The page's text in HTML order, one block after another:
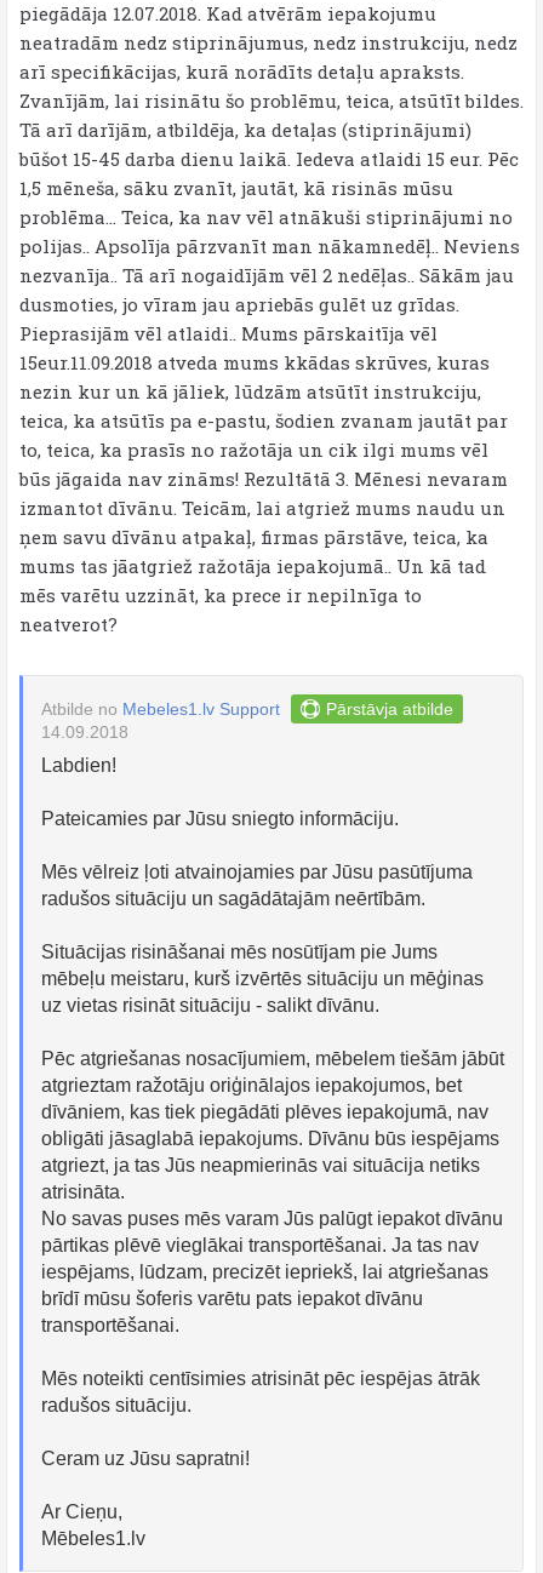
piegādāja 12.07.2018. Kad atvērām iepakojumu
neatradām nedz stiprinājumus, nedz instrukciju, nedz
arī specifikācijas, kurā norādīts detaļu apraksts.
Zvanījām, lai risinātu šo problēmu, teica, atsūtīt bildes.
Tā arī darījām, atbildēja, ka detaļas (stiprinājumi)
būšot 15-45 darba dienu laikā. Iedeva atlaidi 15 eur. Pēc
1,5 mēneša, sāku zvanīt, jautāt, kā risinās mūsu
problēma... Teica, ka nav vēl atnākuši stiprinājumi no
polijas.. Apsolīja pārzvanīt man nākamnedēļ.. Neviens
nezvanīja.. Tā arī nogaidījām vēl 2 nedēļas.. Sākām jau
dusmoties, jo vīram jau apriebās gulēt uz grīdas.
Pieprasijām vēl atlaidi.. Mums pārskaitīja vēl
15eur.11.09.2018 atveda mums kkādas skrūves, kuras
nezin kur un kā jāliek, lūdzām atsūtīt instrukciju,
teica, ka atsūtīs pa e-pastu, šodien zvanam jautāt par
to, teica, ka prasīs no ražotāja un cik ilgi mums vēl
būs jāgaida nav zināms! Rezultātā 3. Mēnesi nevaram
izmantot dīvānu. Teicām, lai atgriež mums naudu un
ņem savu dīvānu atpakaļ, firmas pārstāve, teica, ka
mums tas jāatgriež ražotāja iepakojumā.. Un kā tad
mēs varētu uzzināt, ka prece ir nepilnīga to
neatverot?
Atbilde no Mebeles1.lv Support
Pārstāvja atbilde
14.09.2018
Labdien!
Pateicamies par Jūsu sniegto informāciju.
Mēs vēlreiz ļoti atvainojamies par Jūsu pasūtījuma
radušos situāciju un sagādātajām neērtībām.
Situācijas risināšanai mēs nosūtījam pie Jums
mēbeļu meistaru, kurš izvērtēs situāciju un mēģinas
uz vietas risināt situāciju - salikt dīvānu.
Pēc atgriešanas nosacījumiem, mēbelem tiešām jābūt
atgrieztam ražotāju oriģinālajos iepakojumos, bet
dīvāniem, kas tiek piegādāti plēves iepakojumā, nav
obligāti jāsaglabā iepakojums. Dīvānu būs iespējams
atgriezt, ja tas Jūs neapmierinās vai situācija netiks
atrisināta.
No savas puses mēs varam Jūs palūgt iepakot dīvānu
pārtikas plēvē vieglākai transportēšanai. Ja tas nav
iespējams, lūdzam, precizēt iepriekš, lai atgriešanas
brīdī mūsu šoferis varētu pats iepakot dīvānu
transportēšanai.
Mēs noteikti centīsimies atrisināt pēc iespējas ātrāk
radušos situāciju.
Ceram uz Jūsu sapratni!
Ar Cieņu,
Mēbeles1.lv